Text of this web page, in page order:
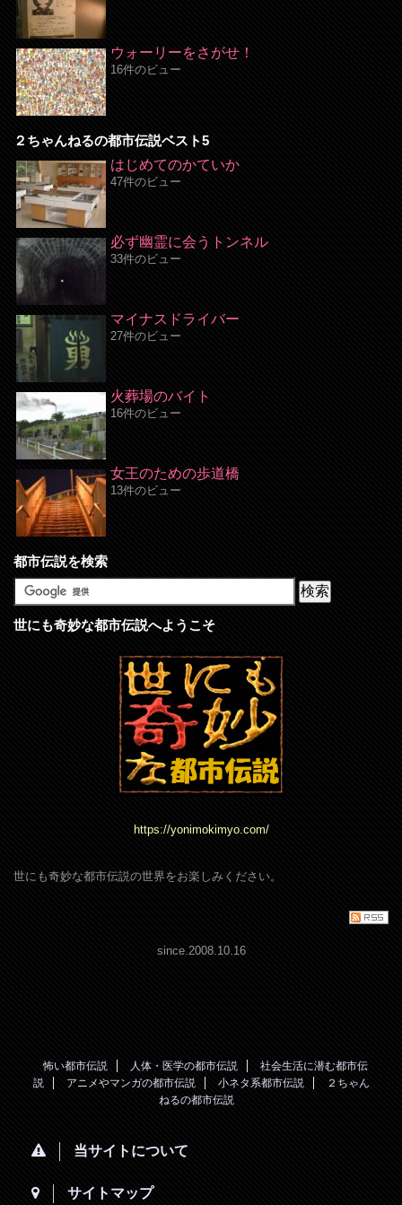
ウォーリーをさがせ！
16件のビュー
２ちゃんねるの都市伝説ベスト5
はじめてのかていか
47件のビュー
必ず幽霊に会うトンネル
33件のビュー
マイナスドライバー
27件のビュー
火葬場のバイト
16件のビュー
女王のための歩道橋
13件のビュー
都市伝説を検索
世にも奇妙な都市伝説へようこそ
https://yonimokimyo.com/
世にも奇妙な都市伝説の世界をお楽しみください。
since.2008.10.16
怖い都市伝説 人体・医学の都市伝説
社会生活に潜む都市伝
説
アニメやマンガの都市伝説 小ネタ系都市伝説
２ちゃん
ねるの都市伝説
当サイトについて
サイトマップ